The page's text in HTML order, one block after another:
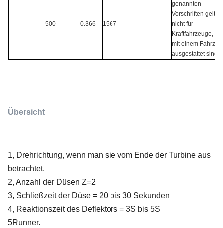
500 0.366 1567
genannten
Vorschriften gelten
nicht für
Kraftfahrzeuge, die
mit einem
ausgestattet sind.
Übersicht
1, Drehrichtung, wenn man sie vom Ende der Turbine aus
betrachtet.
2, Anzahl der Düsen Z=2
3, Schließzeit der Düse = 20 bis 30 Sekunden
4, Reaktionszeit des Deflektors = 3S bis 5S
5Runner.